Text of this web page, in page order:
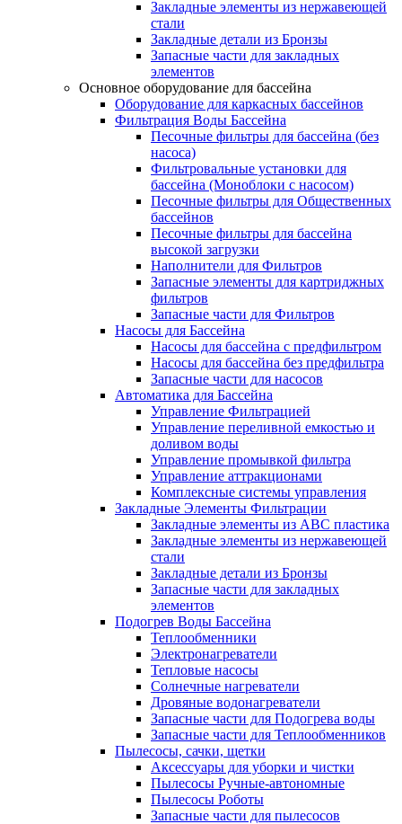
Закладные элементы из нержавеющей
стали
Закладные детали из Бронзы
Запасные части для закладных
элементов
Основное оборудование для бассейна
Оборудование для каркасных бассейнов
Фильтрация Воды Бассейна
Песочные фильтры для бассейна (без
насоса)
Фильтровальные установки для
бассейна (Моноблоки с насосом)
Песочные фильтры для Общественных
бассейнов
Песочные фильтры для бассейна
высокой загрузки
Наполнители для Фильтров
Запасные элементы для картриджных
фильтров
Запасные части для Фильтров
Насосы для Бассейна
Насосы для бассейна с предфильтром
Насосы для бассейна без предфильтра
Запасные части для насосов
Автоматика для Бассейна
Управление Фильтрацией
Управление переливной емкостью и
доливом воды
Управление промывкой фильтра
Управление аттракционами
Комплексные системы управления
Закладные Элементы Фильтрации
Закладные элементы из ABC пластика
Закладные элементы из нержавеющей
стали
Закладные детали из Бронзы
Запасные части для закладных
элементов
Подогрев Воды Бассейна
Теплообменники
Электронагреватели
Тепловые насосы
Солнечные нагреватели
Дровяные водонагреватели
Запасные части для Подогрева воды
Запасные части для Теплообменников
Пылесосы, сачки, щетки
Аксессуары для уборки и чистки
Пылесосы Ручные-автономные
Пылесосы Роботы
Запасные части для пылесосов